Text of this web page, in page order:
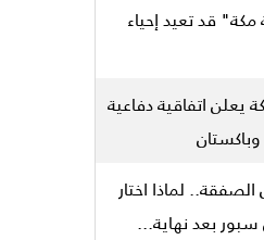
قد تعيد إحياء
اتفاقية دفاعية
لماذا اختار
بعد نهاية...